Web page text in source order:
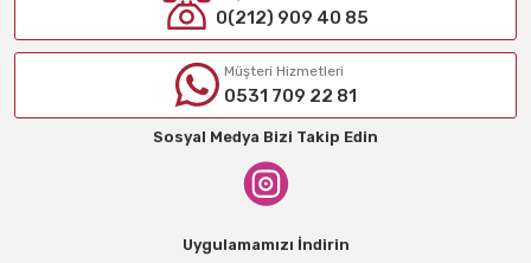
0(212) 909 40 85
Müşteri Hizmetleri
0531 709 22 81
Sosyal Medya Bizi Takip Edin
Uygulamamızı İndirin